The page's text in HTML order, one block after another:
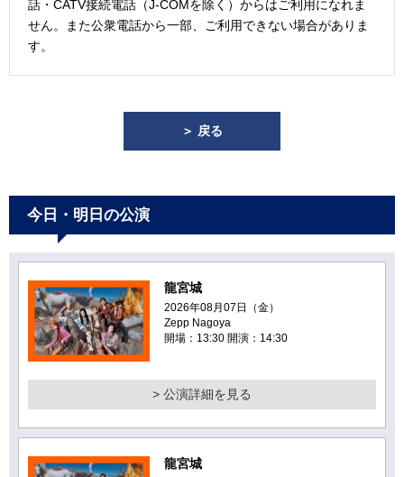
話・CATV接続電話（J-COMを除く）からはご利用になれま
せん。また公衆電話から一部、ご利用できない場合がありま
す。
＞ 戻る
今日・明日の公演
龍宮城
2026年08月07日（金）
Zepp Nagoya
開場：13:30 開演：14:30
> 公演詳細を見る
龍宮城